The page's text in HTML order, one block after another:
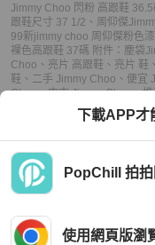
Jimmy Choo 閃粉 高跟鞋
跟鞋尺寸 37 1/2 、 周仰傑
99新jimmy choo 周仰傑粉色
裸色高跟鞋 37碼 附件：塵袋
Choo 、 亮片 高跟鞋 、 亮片 鞋 、
鞋 、 二手 Jimmy Choo 、 便宜
Choo、中古 Jimmy Choo、
熱門 高跟鞋、中
中古 鞋、 推薦
下載APP才
PopChill 拍
使用網頁版瀏